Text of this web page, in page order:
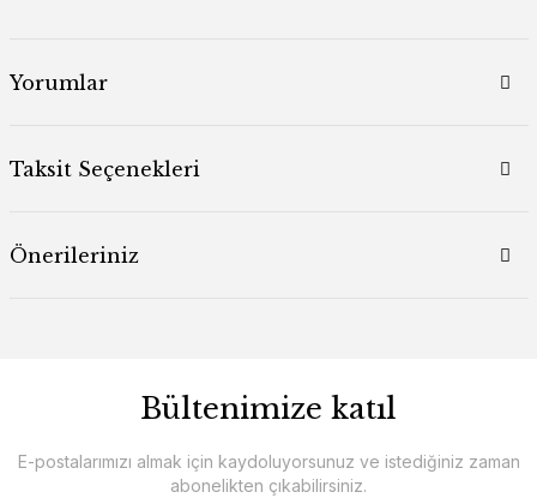
Yorumlar
Taksit Seçenekleri
Önerileriniz
Bültenimize katıl
E-postalarımızı almak için kaydoluyorsunuz ve istediğiniz zaman
abonelikten çıkabilirsiniz.